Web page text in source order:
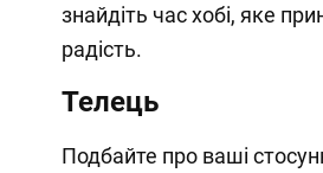
знайдіть час хобі, яке
радість.
Телець
Подбайте про ваші